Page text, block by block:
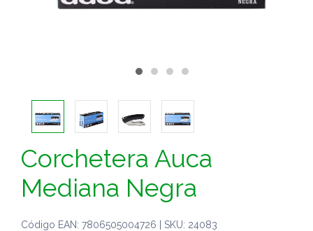
Corchetera Auca
Mediana Negra
Código EAN: 7806505004726 | SKU: 24083